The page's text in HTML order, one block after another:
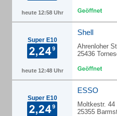
heute 12:58 Uhr
Super E10
heute 12:48 Uhr
Shell
Ahrenloher
25436
Super E10
ESSO
Moltkestr. 44
25355